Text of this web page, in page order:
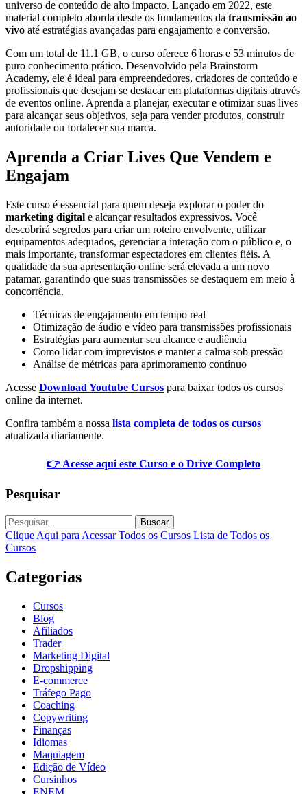
universo de conteúdo de alto impacto. Lançado em 2022, este
material completo aborda desde os fundamentos da transmissão ao
vivo até estratégias avançadas para engajamento e conversão.
Com um total de 11.1 GB, o curso oferece 6 horas e 53 minutos de
puro conhecimento prático. Desenvolvido pela Brainstorm
Academy, ele é ideal para empreendedores, criadores de conteúdo e
profissionais que desejam se destacar em plataformas digitais através
de eventos online. Aprenda a planejar, executar e otimizar suas lives
para alcançar seus objetivos, seja para vender produtos, construir
autoridade ou fortalecer sua marca.
Aprenda a Criar Lives Que Vendem e
Engajam
Este curso é essencial para quem deseja explorar o poder do
marketing digital e alcançar resultados expressivos. Você
descobrirá segredos para criar um roteiro envolvente, utilizar
equipamentos adequados, gerenciar a interação com o público e, o
mais importante, transformar espectadores em clientes fiéis. A
qualidade da sua apresentação online será elevada a um novo
patamar, garantindo que suas transmissões se destaquem em meio à
concorrência.
Técnicas de engajamento em tempo real
Otimização de áudio e vídeo para transmissões profissionais
Estratégias para aumentar seu alcance e audiência
Como lidar com imprevistos e manter a calma sob pressão
Análise de métricas para aprimoramento contínuo
Acesse Download Youtube Cursos para baixar todos os cursos
online da internet.
Confira também a nossa lista completa de todos os cursos
atualizada diariamente.
👉 Acesse aqui este Curso e o Drive Completo
Pesquisar
Buscar
Clique Aqui para Acessar Todos os Cursos Lista de Todos os
Cursos
Categorias
Cursos
Blog
Afiliados
Trader
Marketing Digital
Dropshipping
E-commerce
Tráfego Pago
Coaching
Copywriting
Finanças
Idiomas
Maquiagem
Edição de Vídeo
Cursinhos
ENEM